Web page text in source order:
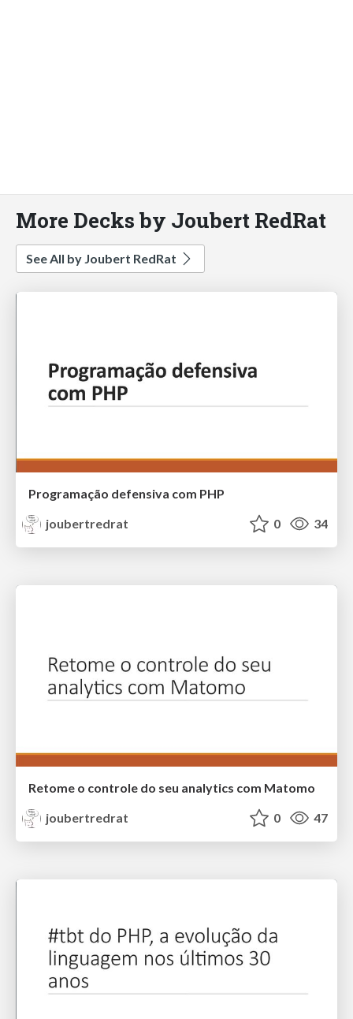
More Decks by Joubert RedRat
See All by Joubert RedRat
Programação defensiva com PHP
joubertredrat
0 34
Retome o controle do seu analytics com Matomo
joubertredrat
0 47